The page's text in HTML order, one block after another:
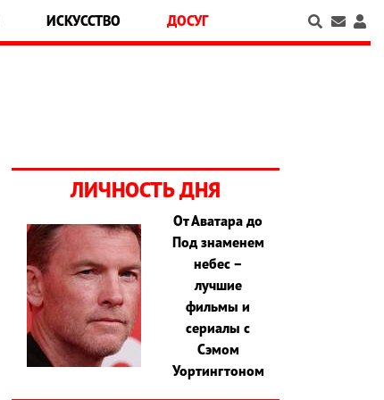
ИСКУССТВО ДОСУГ
ЛИЧНОСТЬ ДНЯ
От Аватара до
Под знаменем
небес –
лучшие
фильмы и
сериалы с
Сэмом
Уортингтоном